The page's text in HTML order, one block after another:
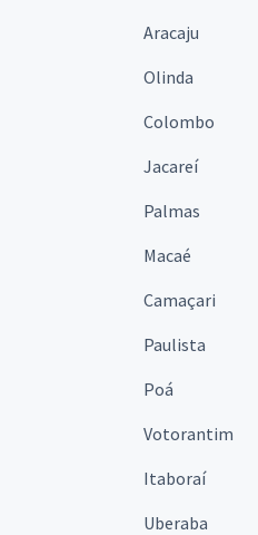
Aracaju
Olinda
Colombo
Jacareí
Palmas
Macaé
Camaçari
Paulista
Poá
Votorantim
Itaboraí
Uberaba